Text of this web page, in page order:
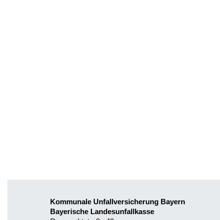
Kommunale Unfallversicherung Bayern
Bayerische Landesunfallkasse